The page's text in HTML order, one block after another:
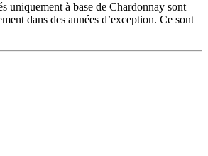
uniquement à base de Chardonnay sont
dans des années d’exception. Ce sont